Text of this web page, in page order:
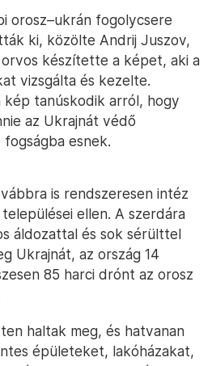
orosz–ukrán fogolycsere
ki, közölte Andrij Juszov,
orvos készítette a képet, aki a
vizsgálta és kezelte.
tanúskodik arról, hogy
az Ukrajnát védő
esnek.
is rendszeresen intéz
ellen. A szerdára
áldozattal és sok sérülttel
Ukrajnát, az ország 14
85 harci drónt az orosz
haltak meg, és hatvanan
épületeket, lakóházakat,